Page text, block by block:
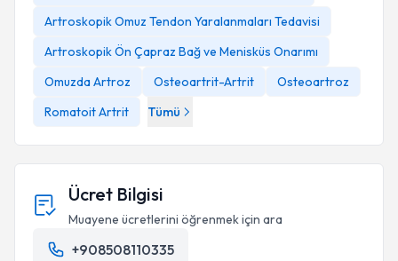
Artroskopik Omuz Tendon Yaralanmaları Tedavisi
Artroskopik Ön Çapraz Bağ ve Menisküs Onarımı
Omuzda Artroz
Osteoartrit-Artrit
Osteoartroz
Romatoit Artrit
Tümü
Ücret Bilgisi
Muayene ücretlerini öğrenmek için ara
+908508110335